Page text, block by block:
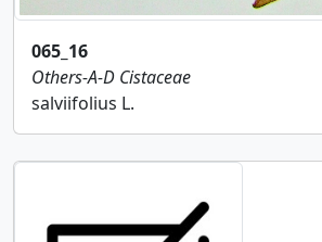
065_16
Others-A-D Cistaceae
salviifolius L.